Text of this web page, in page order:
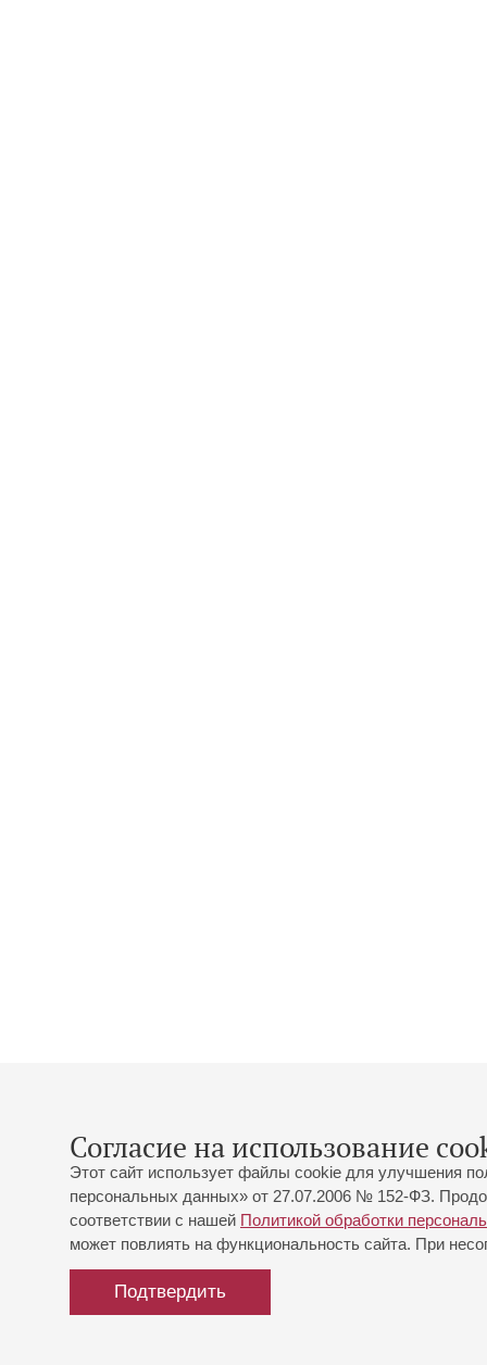
Согласие на использование
Этот сайт использует файлы cookie для улучшения
персональных данных» от 27.07.2006 № 152-ФЗ.
соответствии с нашей Политикой обработки
может повлиять на функциональность сайта. При
Подтвердить